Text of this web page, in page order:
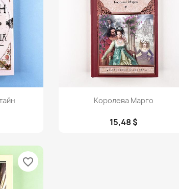
Просмотр
Королева Марго
15,48 $
favorite_border